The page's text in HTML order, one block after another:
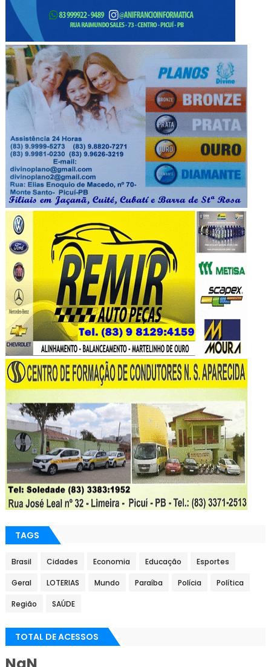
TAGS
Brasil Cidades Economia Educação Esportes
Geral LOTERIAS Mundo Paraíba Polícia Política
Região SAÚDE
TOTAL DE ACESSOS